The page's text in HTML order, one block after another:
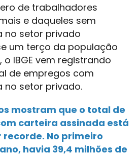
de trabalhadores
e daqueles sem
no setor privado
um terço da população
IBGE vem registrando
de empregos com
no setor privado.
mostram que o total de
carteira assinada está
No primeiro
havia 39,4 milhões de